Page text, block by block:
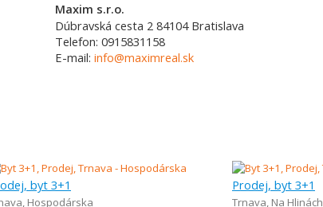
Maxim s.r.o.
Dúbravská cesta 2 84104 Bratislava
Telefon: 0915831158
E-mail: info@maximreal.sk
byt 3+1
, Hospodárska
Prodej, byt 3+1
Trnava, Na Hlinách